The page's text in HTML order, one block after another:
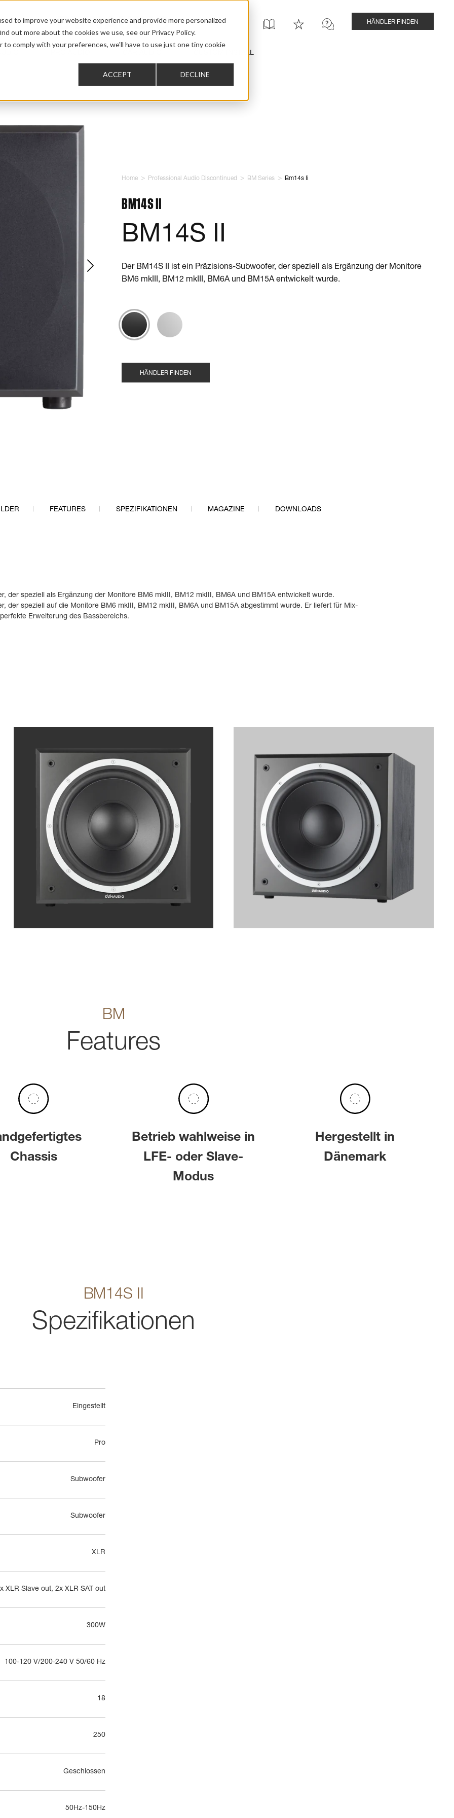
to improve your website experience and provide more personalized
out more about the cookies we use, see our Privacy Policy.
comply with your preferences, we'll have to use just one tiny cookie
ACCEPT DECLINE
HÄNDLER FINDEN
CUSTOM INSTALL
Home > Professional Audio Discontinued > BM Series > Bm14s Ii
BM14S II
BM14S II
Der BM14S II ist ein Präzisions-Subwoofer, der speziell als Ergänzung der Monitore
BM6 mkIII, BM12 mkIII, BM6A und BM15A entwickelt wurde.
HÄNDLER FINDEN
FEATURES SPEZIFIKATIONEN MAGAZINE DOWNLOADS
der speziell als Ergänzung der Monitore BM6 mkIII, BM12 mkIII, BM6A und BM15A entwickelt wurde.
der speziell auf die Monitore BM6 mkIII, BM12 mkIII, BM6A und BM15A abgestimmt wurde. Er liefert für Mix-
Erweiterung des Bassbereichs.
BM
Features
Chassis
Betrieb wahlweise in
LFE- oder Slave-
Modus
Hergestellt in
Dänemark
BM14S II
Spezifikationen
Eingestellt
Pro
Subwoofer
Subwoofer
XLR
XLR Slave out, 2x XLR SAT out
300W
100-120 V/200-240 V 50/60 Hz
18
250
Geschlossen
50Hz-150Hz